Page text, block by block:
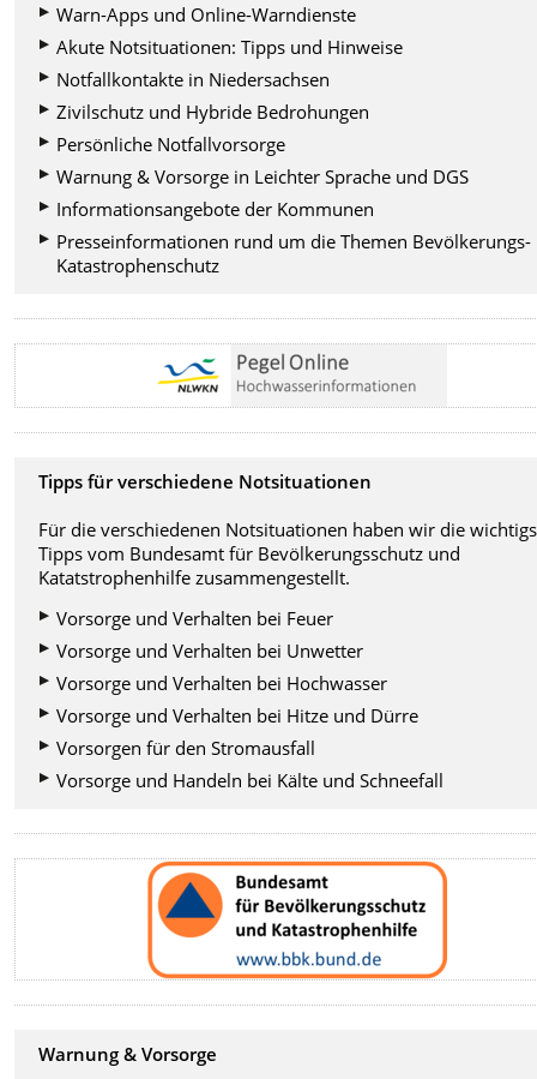
Warn-Apps und Online-Warndienste
Akute Notsituationen: Tipps und Hinweise
Notfallkontakte in Niedersachsen
Zivilschutz und Hybride Bedrohungen
Persönliche Notfallvorsorge
Warnung & Vorsorge in Leichter Sprache und DGS
Informationsangebote der Kommunen
Presseinformationen rund um die Themen Bevölkerungs-
Katastrophenschutz
Tipps für verschiedene Notsituationen
Für die verschiedenen Notsituationen haben wir die
Tipps vom Bundesamt für Bevölkerungsschutz und
Katatstrophenhilfe zusammengestellt.
Vorsorge und Verhalten bei Feuer
Vorsorge und Verhalten bei Unwetter
Vorsorge und Verhalten bei Hochwasser
Vorsorge und Verhalten bei Hitze und Dürre
Vorsorgen für den Stromausfall
Vorsorge und Handeln bei Kälte und Schneefall
Warnung & Vorsorge